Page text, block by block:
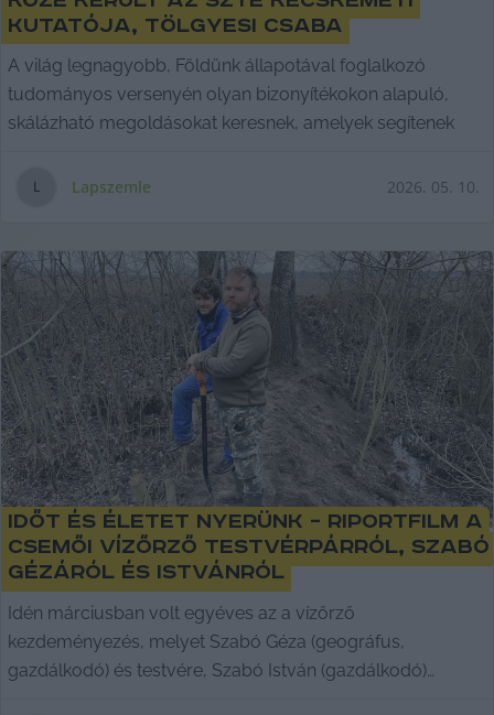
kutatója, Tölgyesi Csaba
A világ legnagyobb, Földünk állapotával foglalkozó
tudományos versenyén olyan bizonyítékokon alapuló,
skálázható megoldásokat keresnek, amelyek segítenek
L Lapszemle 2026. 05. 10.
Időt és életet nyerünk – riportfilm a
csemői vízőrző testvérpárról, Szabó
Gézáról és Istvánról
Idén márciusban volt egyéves az a vízőrző
kezdeményezés, melyet Szabó Géza (geográfus,
gazdálkodó) és testvére, Szabó István (gazdálkodó)